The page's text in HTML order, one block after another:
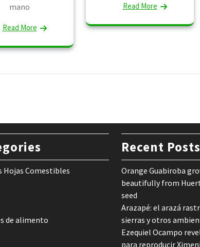
mano
Read More
Read More
Hojas Comestibles
de alimento
Recent Posts
Orange Guabiroba
beautifully from
seed
Arazapé: el arazá
sierras y otros
Ezequiel Ocampo
para reproducir